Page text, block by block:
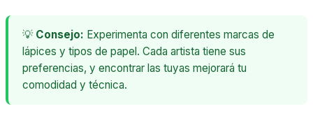
💡 Consejo: Experimenta con diferentes marcas de
lápices y tipos de papel. Cada artista tiene sus
preferencias, y encontrar las tuyas mejorará tu
comodidad y técnica.